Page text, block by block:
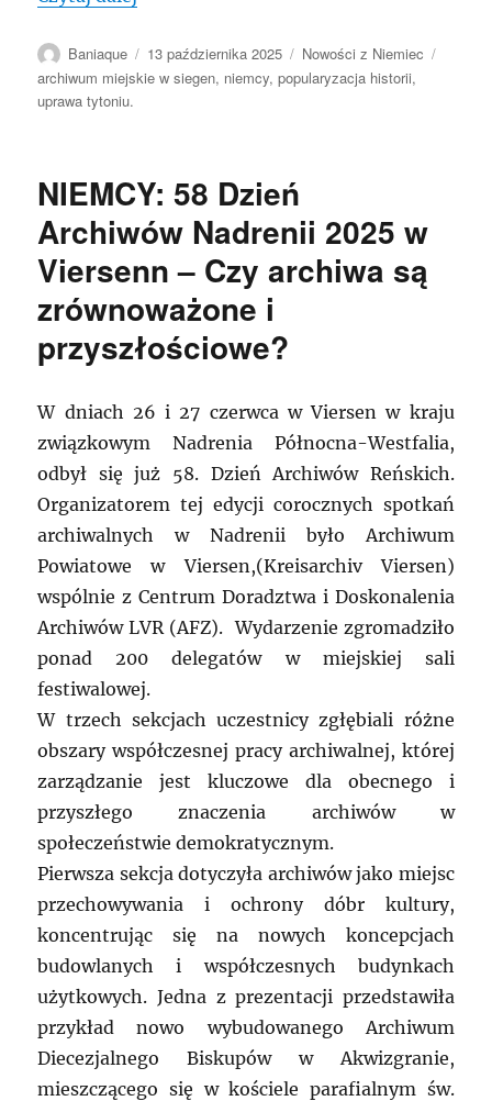
Autor
Baniaque
Data
publikacji
13 października 2025 Kategorie
Nowości z Niemiec
archiwum miejskie w siegen, niemcy,popularyzacja historii,
uprawa tytoniu.
NIEMCY: 58 Dzień
Archiwów Nadrenii 2025 w
Viersenn – Czy archiwa są
zrównoważone i
przyszłościowe?
W dniach 26 i 27 czerwca w Viersen w kraju
związkowym Nadrenia Północna-Westfalia,
odbył się już 58. Dzień Archiwów Reńskich.
Organizatorem tej edycji corocznych spotkań
archiwalnych w Nadrenii było Archiwum
Powiatowe w Viersen,(Kreisarchiv Viersen)
wspólnie z Centrum Doradztwa i Doskonalenia
Archiwów LVR (AFZ). Wydarzenie zgromadziło
ponad 200 delegatów w miejskiej sali
festiwalowej.
W trzech sekcjach uczestnicy zgłębiali różne
obszary współczesnej pracy archiwalnej, której
zarządzanie jest kluczowe dla obecnego i
przyszłego znaczenia archiwów w
społeczeństwie demokratycznym.
Pierwsza sekcja dotyczyła archiwów jako miejsc
przechowywania i ochrony dóbr kultury,
koncentrując się na nowych koncepcjach
budowlanych i współczesnych budynkach
użytkowych. Jedna z prezentacji przedstawiła
przykład nowo wybudowanego Archiwum
Diecezjalnego Biskupów w Akwizgranie,
mieszczącego się w kościele parafialnym św.